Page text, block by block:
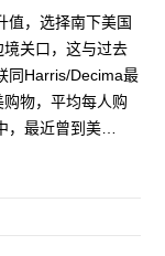
值，选择南下美国
关口，这与过去
同Harris/Decima最
物，平均每人购
，最近曾到美…